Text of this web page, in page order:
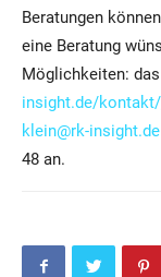
Beratungen
eine Beratung
Möglichkeiten:
insight.de/kontakt/
klein@rk-insight.de
48 an.